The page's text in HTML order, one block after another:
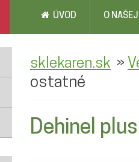
ÚVOD O
sklekaren.sk »
ostatné
Dehinel